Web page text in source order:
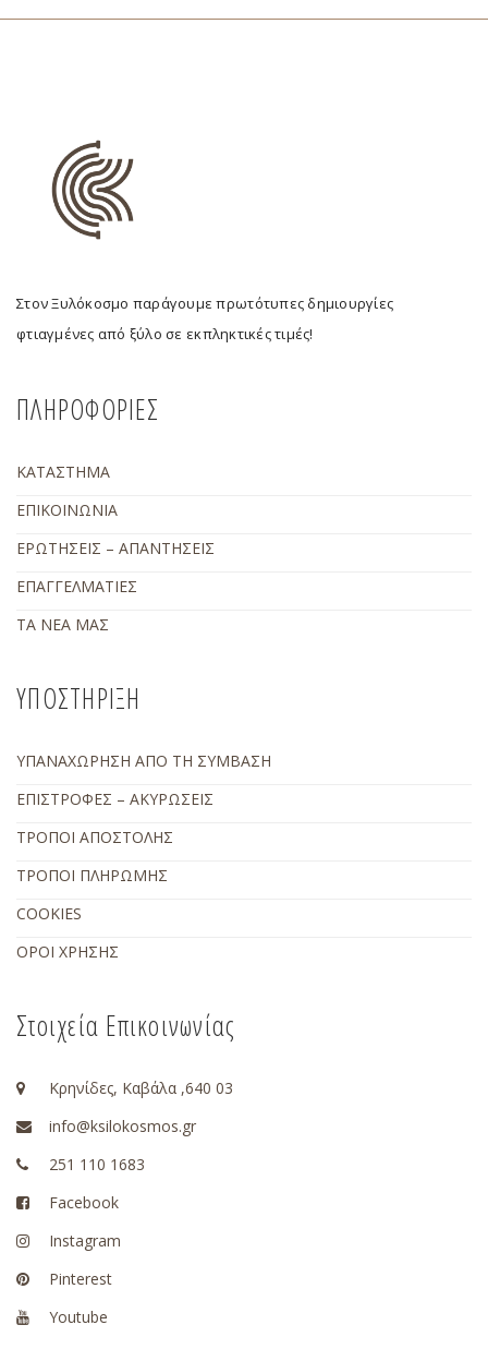
Στον Ξυλόκοσμο παράγουμε πρωτότυπες δημιουργίες
φτιαγμένες από ξύλο σε εκπληκτικές τιμές!
ΠΛΗΡΟΦΟΡΙΕΣ
ΚΑΤΑΣΤΗΜΑ
ΕΠΙΚΟΙΝΩΝΙΑ
ΕΡΩΤΗΣΕΙΣ – ΑΠΑΝΤΗΣΕΙΣ
ΕΠΑΓΓΕΛΜΑΤΙΕΣ
ΤΑ ΝΕΑ ΜΑΣ
ΥΠΟΣΤΗΡΙΞΗ
ΥΠΑΝΑΧΩΡΗΣΗ ΑΠΟ ΤΗ ΣΥΜΒΑΣΗ
ΕΠΙΣΤΡΟΦΕΣ – ΑΚΥΡΩΣΕΙΣ
ΤΡΟΠΟΙ ΑΠΟΣΤΟΛΗΣ
ΤΡΟΠΟΙ ΠΛΗΡΩΜΗΣ
COOKIES
ΟΡΟΙ ΧΡΗΣΗΣ
Στοιχεία Επικοινωνίας
Κρηνίδες, Καβάλα ,640 03
info@ksilokosmos.gr
251 110 1683
Facebook
Instagram
Pinterest
Youtube